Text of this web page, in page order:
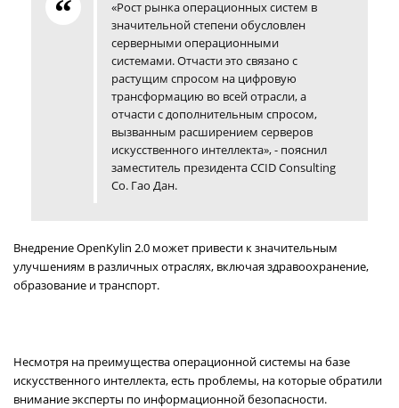
«Рост рынка операционных систем в
значительной степени обусловлен
серверными операционными
системами. Отчасти это связано с
растущим спросом на цифровую
трансформацию во всей отрасли, а
отчасти с дополнительным спросом,
вызванным расширением серверов
искусственного интеллекта», - пояснил
заместитель президента CCID Consulting
Co. Гао Дан.
Внедрение OpenKylin 2.0 может привести к значительным
улучшениям в различных отраслях, включая здравоохранение,
образование и транспорт.
Несмотря на преимущества операционной системы на базе
искусственного интеллекта, есть проблемы, на которые обратили
внимание эксперты по информационной безопасности.